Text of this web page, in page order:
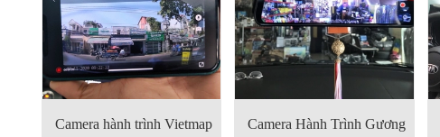
Camera hành trình Vietmap
Camera Hành Trình Gương